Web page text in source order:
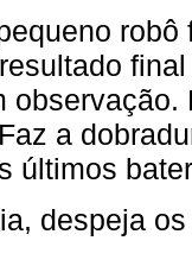
a
últimos
despeja